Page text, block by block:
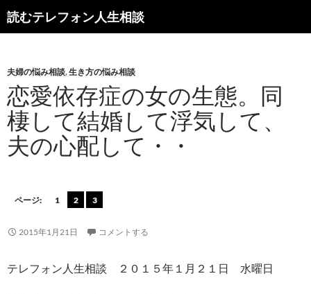
読むテレフォン人生相談
夫婦の悩み相談,生き方の悩み相談
恋愛依存症の女の生態。同
棲して結婚して浮気して、
夫の心配して・・
ページ: 1 2 3
2015年1月21日 コメントする
テレフォン人生相談 ２０１５年１月２１日 水曜日